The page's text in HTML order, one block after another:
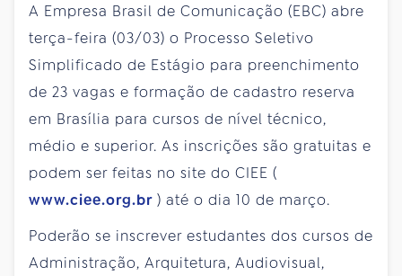
A Empresa Brasil de Comunicação (EBC) abre
terça-feira (03/03) o Processo Seletivo
Simplificado de Estágio para preenchimento
de 23 vagas e formação de cadastro reserva
em Brasília para cursos de nível técnico,
médio e superior. As inscrições são gratuitas e
podem ser feitas no site do CIEE (
www.ciee.org.br ) até o dia 10 de março.
Poderão se inscrever estudantes dos cursos de
Administração, Arquitetura, Audiovisual,